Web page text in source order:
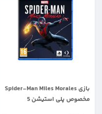
بازی Spider-Man Miles Morales
مخصوص پلی استیشن 5